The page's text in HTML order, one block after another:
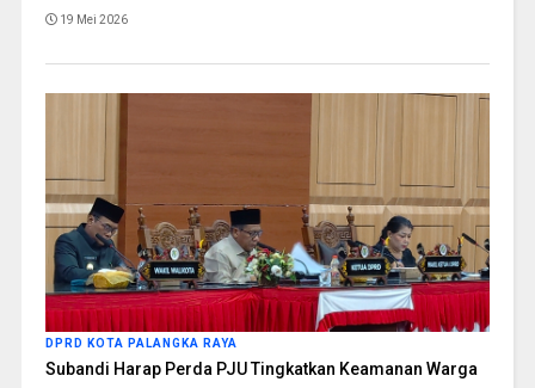
19 Mei 2026
DPRD KOTA PALANGKA RAYA
Subandi Harap Perda PJU Tingkatkan Keamanan Warga